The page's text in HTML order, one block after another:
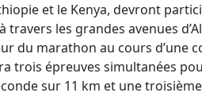
et le Kenya, devront
travers les grandes avenues
du marathon au cours d’une
trois épreuves simultanées
sur 11 km et une